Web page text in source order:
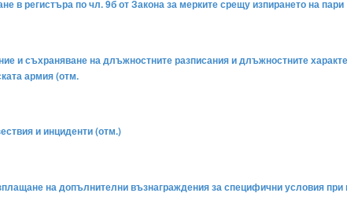
в регистъра по чл. 9б от Закона за мерките срещу изпирането на пари
и съхраняване на длъжностните разписания и длъжностните
армия (отм.
и инциденти (отм.)
на допълнителни възнаграждения за специфични условия